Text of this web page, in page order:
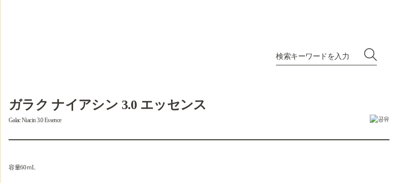
ガラク ナイアシン 3.0 エッセンス
Galac Niacin 3.0 Essence
容量60ｍL